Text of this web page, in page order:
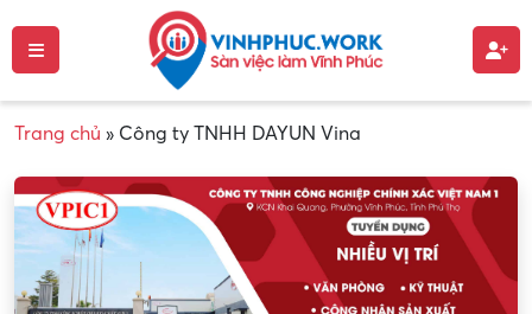
Trang chủ » Công ty TNHH DAYUN Vina